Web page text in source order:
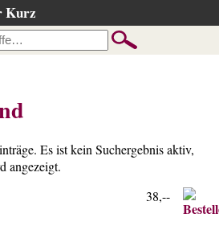
Kurz
Es ist kein Suchergebnis aktiv,
angezeigt.
38,--